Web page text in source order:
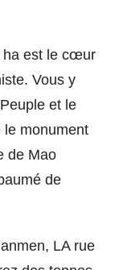
ha est le cœur
Vous y
et le
le monument
de Mao
de
LA rue